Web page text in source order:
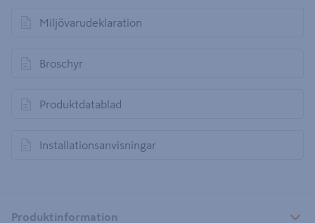
Miljövarudeklaration
öppnas i en ny flik
Broschyr
öppnas i en ny flik
Produktdatablad
öppnas i en ny flik
Installationsanvisningar
öppnas i en ny flik
Produktinformation